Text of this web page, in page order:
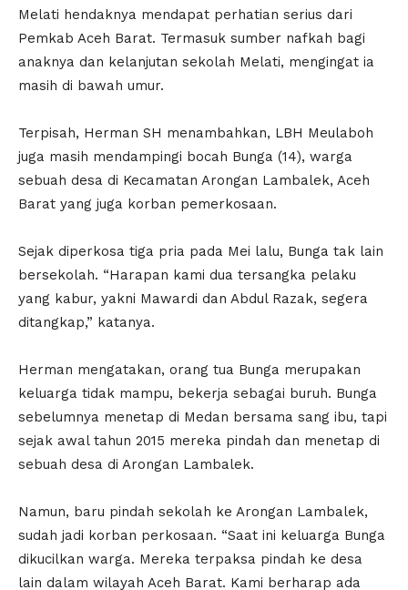
Melati hendaknya mendapat perhatian serius dari
Pemkab Aceh Barat. Termasuk sumber nafkah bagi
anaknya dan kelanjutan sekolah Melati, mengingat ia
masih di bawah umur.
Terpisah, Herman SH menambahkan, LBH Meulaboh
juga masih mendampingi bocah Bunga (14), warga
sebuah desa di Kecamatan Arongan Lambalek, Aceh
Barat yang juga korban pemerkosaan.
Sejak diperkosa tiga pria pada Mei lalu, Bunga tak lain
bersekolah. “Harapan kami dua tersangka pelaku
yang kabur, yakni Mawardi dan Abdul Razak, segera
ditangkap,” katanya.
Herman mengatakan, orang tua Bunga merupakan
keluarga tidak mampu, bekerja sebagai buruh. Bunga
sebelumnya menetap di Medan bersama sang ibu, tapi
sejak awal tahun 2015 mereka pindah dan menetap di
sebuah desa di Arongan Lambalek.
Namun, baru pindah sekolah ke Arongan Lambalek,
sudah jadi korban perkosaan. “Saat ini keluarga Bunga
dikucilkan warga. Mereka terpaksa pindah ke desa
lain dalam wilayah Aceh Barat. Kami berharap ada